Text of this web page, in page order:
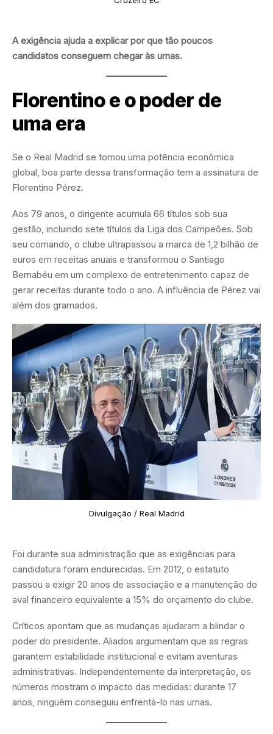
A exigência ajuda a explicar por que tão poucos
candidatos conseguem chegar às urnas.
Florentino e o poder de
uma era
Se o Real Madrid se tornou uma potência econômica
global, boa parte dessa transformação tem a assinatura de
Florentino Pérez.
Aos 79 anos, o dirigente acumula 66 títulos sob sua
gestão, incluindo sete títulos da Liga dos Campeões. Sob
seu comando, o clube ultrapassou a marca de 1,2 bilhão de
euros em receitas anuais e transformou o Santiago
Bernabéu em um complexo de entretenimento capaz de
gerar receitas durante todo o ano. A influência de Pérez vai
além dos gramados.
Divulgação / Real Madrid
Foi durante sua administração que as exigências para
candidatura foram endurecidas. Em 2012, o estatuto
passou a exigir 20 anos de associação e a manutenção do
aval financeiro equivalente a 15% do orçamento do clube.
Críticos apontam que as mudanças ajudaram a blindar o
poder do presidente. Aliados argumentam que as regras
garantem estabilidade institucional e evitam aventuras
administrativas. Independentemente da interpretação, os
números mostram o impacto das medidas: durante 17
anos, ninguém conseguiu enfrentá-lo nas urnas.